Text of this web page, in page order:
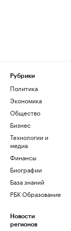
Рубрики
Политика
Экономика
Общество
Бизнес
Технологии и
медиа
Финансы
Биографии
База знаний
РБК Образование
Новости
регионов